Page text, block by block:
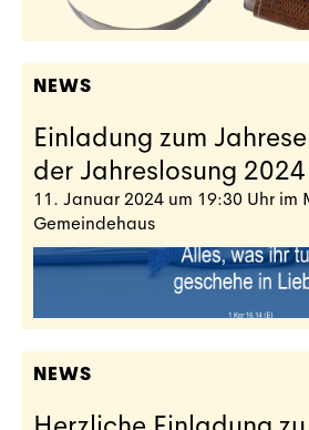
NEWS
Einladung zum
der Jahreslosung 2024
11. Januar 2024 um 19:30 Uhr im
Gemeindehaus
NEWS